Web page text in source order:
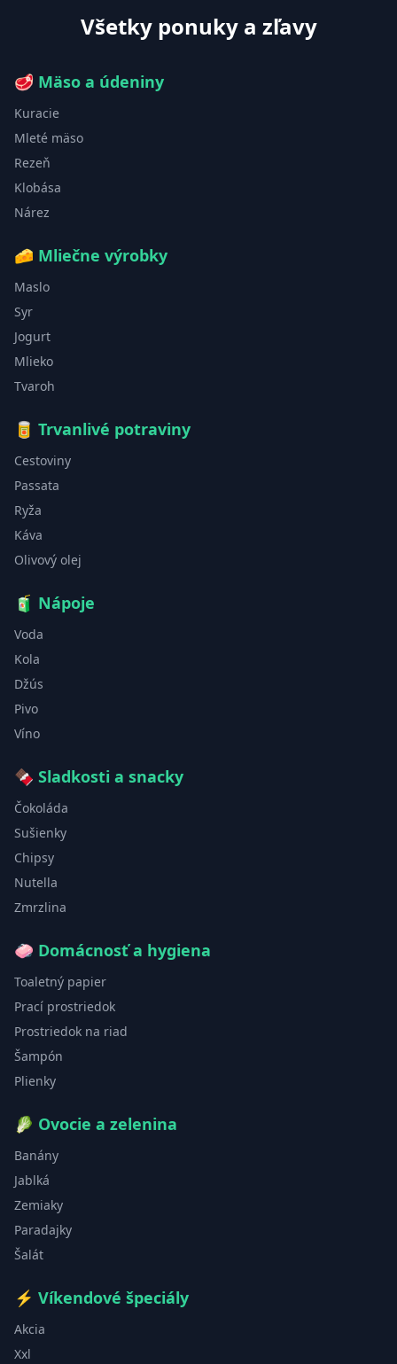
Všetky ponuky a zľavy
🥩 Mäso a údeniny
Kuracie
Mleté mäso
Rezeň
Klobása
Nárez
🧀 Mliečne výrobky
Maslo
Syr
Jogurt
Mlieko
Tvaroh
🥫 Trvanlivé potraviny
Cestoviny
Passata
Ryža
Káva
Olivový olej
🧃 Nápoje
Voda
Kola
Džús
Pivo
Víno
🍫 Sladkosti a snacky
Čokoláda
Sušienky
Chipsy
Nutella
Zmrzlina
🧼 Domácnosť a hygiena
Toaletný papier
Prací prostriedok
Prostriedok na riad
Šampón
Plienky
🥬 Ovocie a zelenina
Banány
Jablká
Zemiaky
Paradajky
Šalát
⚡ Víkendové špeciály
Akcia
Xxl